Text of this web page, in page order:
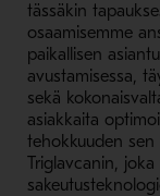
tässäkin
osaamisemme
paikallisen
avustamisessa,
sekä
asiakkaita
tehokkuuden sen
Triglavcanin,